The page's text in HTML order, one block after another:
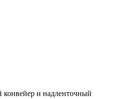
и надленточный